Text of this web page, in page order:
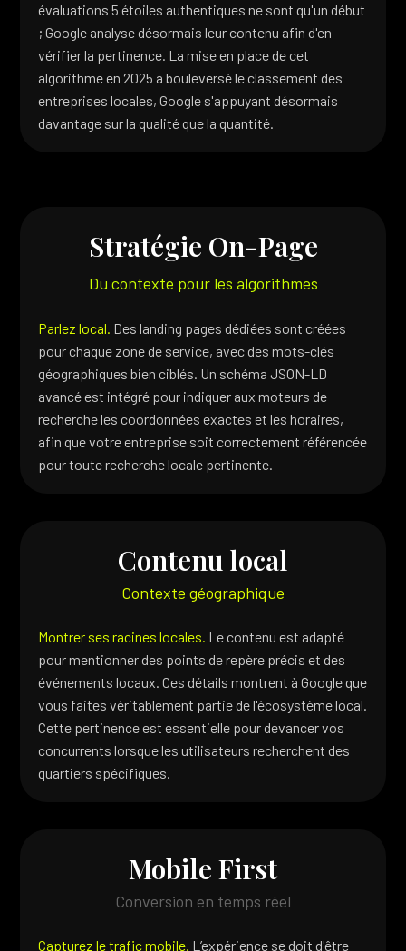
évaluations 5 étoiles authentiques ne sont qu'un début
; Google analyse désormais leur contenu afin d'en
vérifier la pertinence. La mise en place de cet
algorithme en 2025 a bouleversé le classement des
entreprises locales, Google s'appuyant désormais
davantage sur la qualité que la quantité.
Stratégie On-Page
Du contexte pour les algorithmes
Parlez local. Des landing pages dédiées sont créées
pour chaque zone de service, avec des mots-clés
géographiques bien ciblés. Un schéma JSON-LD
avancé est intégré pour indiquer aux moteurs de
recherche les coordonnées exactes et les horaires,
afin que votre entreprise soit correctement référencée
pour toute recherche locale pertinente.
Contenu local
Contexte géographique
Montrer ses racines locales. Le contenu est adapté
pour mentionner des points de repère précis et des
événements locaux. Ces détails montrent à Google que
vous faites véritablement partie de l'écosystème local.
Cette pertinence est essentielle pour devancer vos
concurrents lorsque les utilisateurs recherchent des
quartiers spécifiques.
Mobile First
Conversion en temps réel
Capturez le trafic mobile. L’expérience se doit d'être